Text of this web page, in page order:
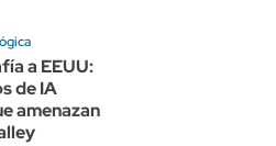
a EEUU:
de IA
amenazan